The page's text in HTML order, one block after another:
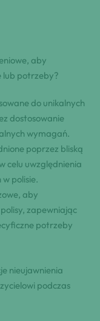
aby
lub potrzeby?
do unikalnych
dostosowanie
wymagań.
poprzez bliską
celu uwzględnienia
polisie.
aby
zapewniając
potrzeby
nieujawnienia
podczas